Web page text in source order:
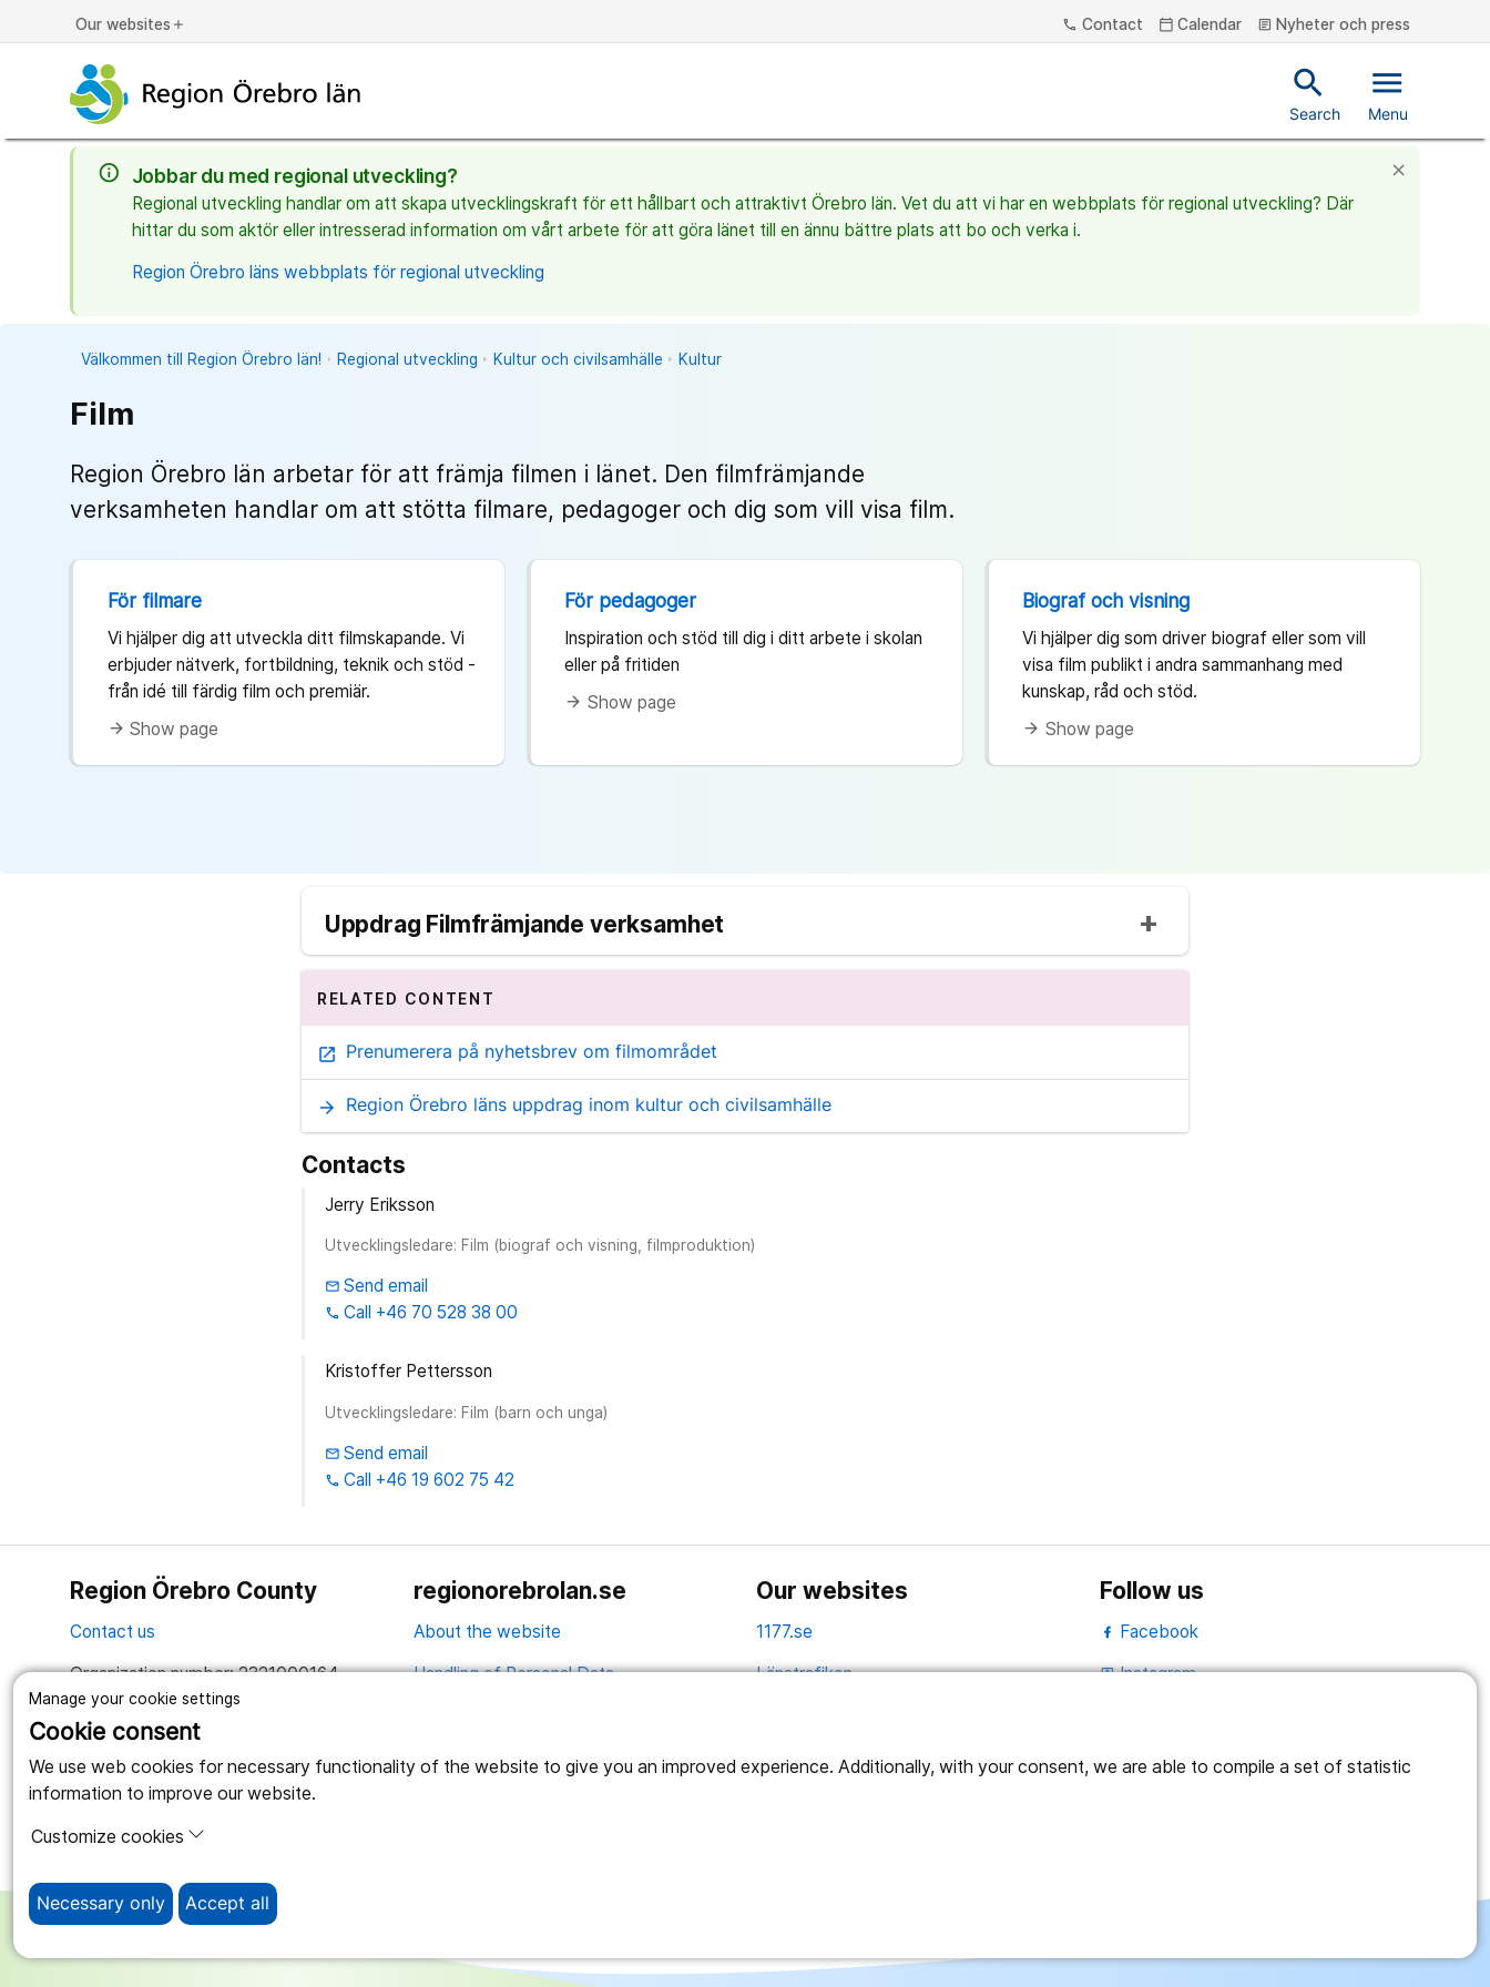
Manage your cookie settings
Cookie consent
We use web cookies for necessary functionality of the website to give you an improved experience. Additionally, with your consent, we are able to compile a set of statistic
information to improve our website.
Customize cookies
Necessary only Accept all
Our websites add phone Contact calendar_today Calendar article Nyheter och press
search
Search
menu
Menu
info_outline
Jobbar du med regional utveckling?
Regional utveckling handlar om att skapa utvecklingskraft för ett hållbart och attraktivt Örebro län. Vet du att vi har en webbplats för regional utveckling? Där
hittar du som aktör eller intresserad information om vårt arbete för att göra länet till en ännu bättre plats att bo och verka i.
Region Örebro läns webbplats för regional utveckling
close
Välkommen till Region Örebro län! Regional utveckling Kultur och civilsamhälle Kultur
Film
Region Örebro län arbetar för att främja filmen i länet. Den filmfrämjande
verksamheten handlar om att stötta filmare, pedagoger och dig som vill visa film.
För filmare
Vi hjälper dig att utveckla ditt filmskapande. Vi
erbjuder nätverk, fortbildning, teknik och stöd -
från idé till färdig film och premiär.
arrow_forward Show page
För pedagoger
Inspiration och stöd till dig i ditt arbete i skolan
eller på fritiden
arrow_forward Show page
Biograf och visning
Vi hjälper dig som driver biograf eller som vill
visa film publikt i andra sammanhang med
kunskap, råd och stöd.
arrow_forward Show page
Uppdrag Filmfrämjande verksamhet
RELATED CONTENT
open_in_new Prenumerera på nyhetsbrev om filmområdet
arrow_forward Region Örebro läns uppdrag inom kultur och civilsamhälle
Contacts
Jerry Eriksson
Utvecklingsledare: Film (biograf och visning, filmproduktion)
email Send email
phone Call +46 70 528 38 00
Kristoffer Pettersson
Utvecklingsledare: Film (barn och unga)
email Send email
phone Call +46 19 602 75 42
Region Örebro County
Contact us
Organization number: 2321000164
regionorebrolan.se
About the website
Handling of Personal Data
Our websites
1177.se
Länstrafiken
Utveckling
Follow us
Facebook
portraitInstagram